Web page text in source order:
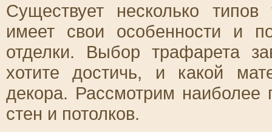
Существует несколько
имеет свои особенности и
отделки. Выбор трафарета
хотите достичь, и какой
декора. Рассмотрим
стен и потолков.